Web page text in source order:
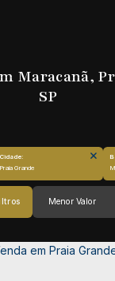
Maracanã,
SP
Praia Grande